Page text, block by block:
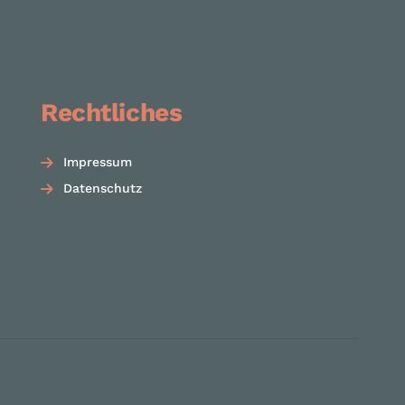
Rechtliches
Impressum
Datenschutz